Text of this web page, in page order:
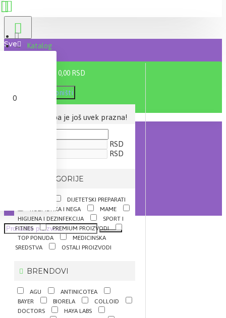
Sve
0 proizvod(a) - 0,00 RSD
0
Vaša korpa je još uvek prazna!
Katalog
Poništi
RSD
RSD
IZ KATEGORIJE
DIJETETSKI PREPARATI
KOZMETIKA I NEGA
MAME
HIGIJENA I DEZINFEKCIJA
SPORT I
FITNES
PREMIUM PROIZVODI
TOP PONUDA
MEDICINSKA
SREDSTVA
OSTALI PROIZVODI
BRENDOVI
AGU
ANTINICOTEA
BAYER
BIORELA
COLLOID
DOCTORS
HAYA LABS